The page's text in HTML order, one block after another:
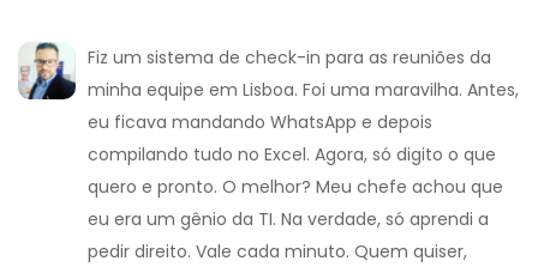
Fiz um sistema de check-in para as reuniões da
minha equipe em Lisboa. Foi uma maravilha. Antes,
eu ficava mandando WhatsApp e depois
compilando tudo no Excel. Agora, só digito o que
quero e pronto. O melhor? Meu chefe achou que
eu era um gênio da TI. Na verdade, só aprendi a
pedir direito. Vale cada minuto. Quem quiser,